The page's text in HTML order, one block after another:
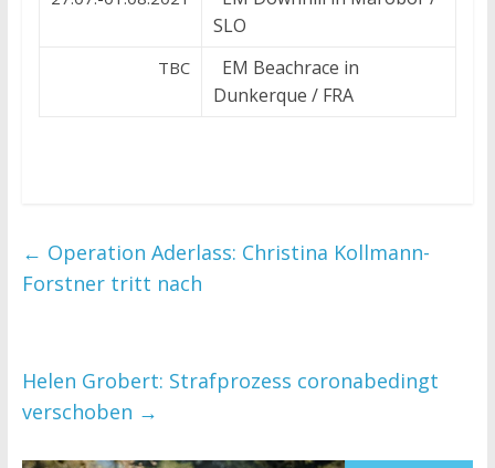
SLO
TBC
EM Beachrace in
Dunkerque / FRA
← Operation Aderlass: Christina Kollmann-
Forstner tritt nach
Helen Grobert: Strafprozess coronabedingt
verschoben →